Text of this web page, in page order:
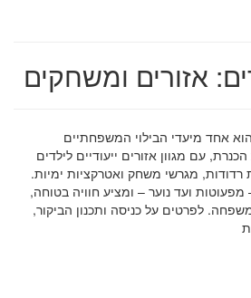
אזורים ומשחקים
אחד מיעדי הבילוי המשפחתיים
עם מגוון אזורים ייעודיים לילדים
רדודות, מגרשי משחק ואטרקציות ימיות.
ועד נוער – ומציע חוויה בטוחה,
לפרטים על כניסה ותכנון הביקור,